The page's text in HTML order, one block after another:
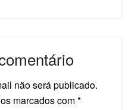
não será publicado.
marcados com*